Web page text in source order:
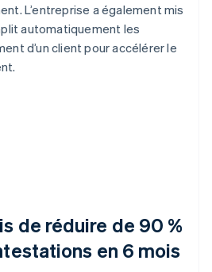
L’entreprise a également mis
automatiquement les
d’un client pour accélérer le
de réduire de 90 %
en 6 mois